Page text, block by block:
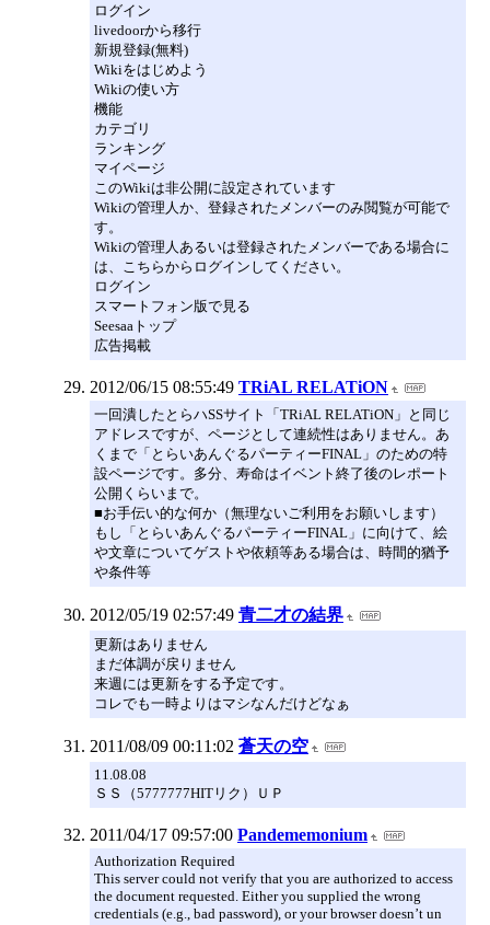
ログイン
livedoorから移行
新規登録(無料)
Wikiをはじめよう
Wikiの使い方
機能
カテゴリ
ランキング
マイページ
このWikiは非公開に設定されています
Wikiの管理人か、登録されたメンバーのみ閲覧が可能で
す。
Wikiの管理人あるいは登録されたメンバーである場合に
は、こちらからログインしてください。
ログイン
スマートフォン版で見る
Seesaaトップ
広告掲載
2012/06/15 08:55:49 TRiAL RELATiON
一回潰したとらハSSサイト「TRiAL RELATiON」と同じ
アドレスですが、ページとして連続性はありません。あ
くまで「とらいあんぐるパーティーFINAL」のための特
設ページです。多分、寿命はイベント終了後のレポート
公開くらいまで。
■お手伝い的な何か（無理ないご利用をお願いします）
もし「とらいあんぐるパーティーFINAL」に向けて、絵
や文章についてゲストや依頼等ある場合は、時間的猶予
や条件等
2012/05/19 02:57:49 青二才の結界
更新はありません
まだ体調が戻りません
来週には更新をする予定です。
コレでも一時よりはマシなんだけどなぁ
2011/08/09 00:11:02 蒼天の空
11.08.08
ＳＳ（5777777HITリク）ＵＰ
2011/04/17 09:57:00 Pandememonium
Authorization Required
This server could not verify that you are authorized to access
the document requested. Either you supplied the wrong
credentials (e.g., bad password), or your browser doesn’t un